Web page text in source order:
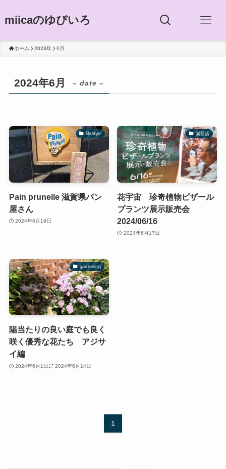
miicaのゆびいろ
ホーム 2024年 6月
2024年6月 – date –
lifestyle
Pain prunelle 滋賀県パン
屋さん
2024年6月19日
園芸店
花宇宙 珍奇植物ビザール
プランツ展示販売会
2024/06/16
2024年6月17日
gardening
陽当たりの良い庭でも良く
咲く優秀な花たち アジサ
イ編
2024年6月1日 2024年6月14日
1